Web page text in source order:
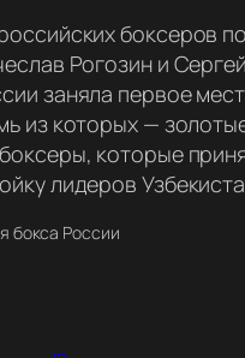
боксеров
Рогозин и
заняла первое
из которых —
которые
лидеров
бокса России